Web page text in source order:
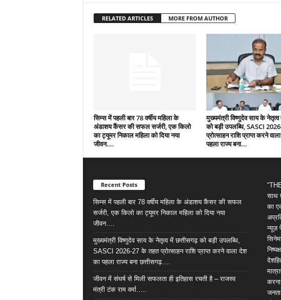
RELATED ARTICLES MORE FROM AUTHOR
सिम्स में पहली बार 78 वर्षीय महिला के
अंडाशय कैंसर की सफल सर्जरी, एक किलो
का ट्यूमर निकाल महिला को दिया नया
जीवन….
मुख्यमंत्री विष्णुदेव साय के नेतृत्व
को बड़ी उपलब्धि, SASCI
प्रोत्साहन राशि प्राप्त करने
पहला राज्य बना...
Recent Posts
सिम्स में पहली बार 78 वर्षीय महिला के अंडाशय कैंसर की सफल
सर्जरी, एक किलो का ट्यूमर निकाल महिला को दिया नया
जीवन….
मुख्यमंत्री विष्णुदेव साय के नेतृत्व में छत्तीसगढ़ को बड़ी उपलब्धि,
SASCI 2026-27 के तहत प्रोत्साहन राशि प्राप्त करने वाला देश
का पहला राज्य बना छत्तीसगढ़….
जीवन में संघर्ष से मिली सफलता ही इतिहास रचती है – राजस्व
मंत्री टंक राम वर्मा…..
साथ
का
न्यूज़